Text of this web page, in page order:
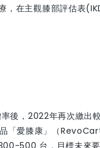
在主觀膝部評估表
後，2022年再次繳出
「愛膝康」（